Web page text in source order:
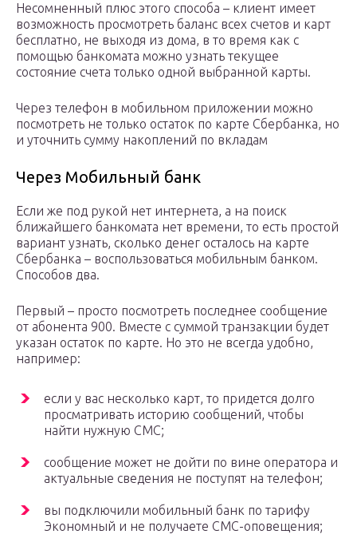
Несомненный плюс этого способа – клиент имеет
возможность просмотреть баланс всех счетов и карт
бесплатно, не выходя из дома, в то время как с
помощью банкомата можно узнать текущее
состояние счета только одной выбранной карты.
Через телефон в мобильном приложении можно
посмотреть не только остаток по карте Сбербанка, но
и уточнить сумму накоплений по вкладам
Через Мобильный банк
Если же под рукой нет интернета, а на поиск
ближайшего банкомата нет времени, то есть простой
вариант узнать, сколько денег осталось на карте
Сбербанка – воспользоваться мобильным банком.
Способов два.
Первый – просто посмотреть последнее сообщение
от абонента 900. Вместе с суммой транзакции будет
указан остаток по карте. Но это не всегда удобно,
например:
если у вас несколько карт, то придется долго
просматривать историю сообщений, чтобы
найти нужную СМС;
сообщение может не дойти по вине оператора и
актуальные сведения не поступят на телефон;
вы подключили мобильный банк по тарифу
Экономный и не получаете СМС-оповещения;